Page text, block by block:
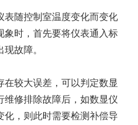
随控制室温度变化而变化
象时，首先要将仪表通入标
故障。
较大误差，可以判定数显
修排除故障后，如数显仪
化，则此时需要检测补偿导